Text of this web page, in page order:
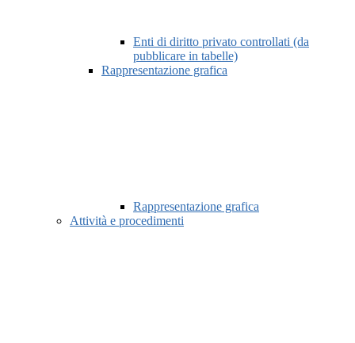
Enti di diritto privato controllati (da
pubblicare in tabelle)
Rappresentazione grafica
Rappresentazione grafica
Attività e procedimenti